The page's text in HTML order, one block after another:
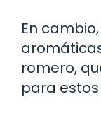
En
romero,
para